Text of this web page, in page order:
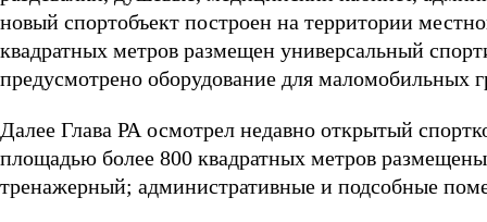
новый спортобъект построен на территории
квадратных метров размещен универсальный
предусмотрено оборудование для маломобильных
Далее Глава РА осмотрел недавно открытый
площадью более 800 квадратных метров
тренажерный; административные и подсобные